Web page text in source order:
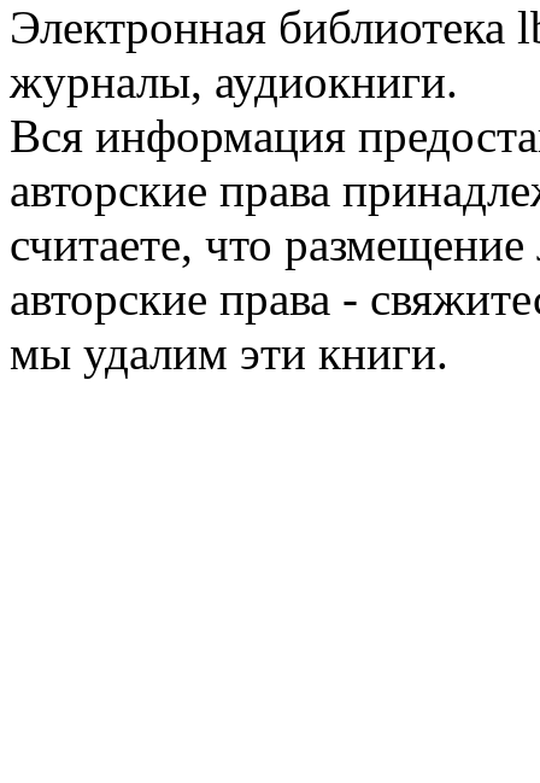
Электронная библиотека
журналы, аудиокниги.
Вся информация
авторские права
считаете, что
авторские права -
мы удалим эти книги.